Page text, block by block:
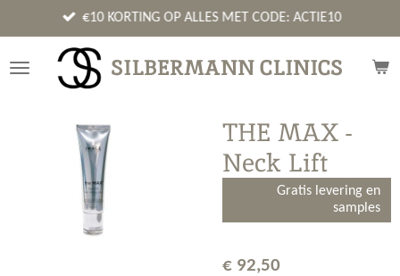
direct
naar
SILBERMANN CLINICS
€10 KORTING OP ALLES MET CODE: ACTIE10
THE MAX -
Neck Lift
Gratis levering en
samples
€ 92,50